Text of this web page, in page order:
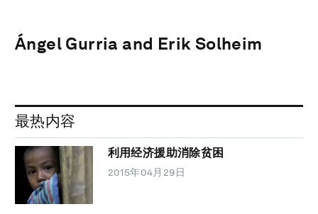
Ángel Gurria and Erik Solheim
最热内容
利用经济援助消除贫困
2015年04月29日